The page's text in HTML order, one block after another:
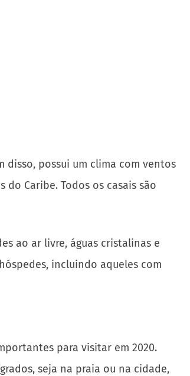
disso, possui um clima com ventos
Caribe. Todos os casais são
ao ar livre, águas cristalinas e
incluindo aqueles com
para visitar em 2020.
seja na praia ou na cidade,